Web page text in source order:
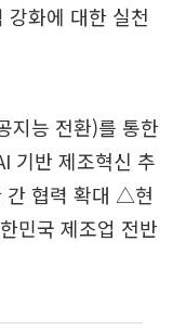
강화에 대한 실천
지능 전환)를 통한
기반 제조혁신 추
간 협력 확대 △현
민국 제조업 전반